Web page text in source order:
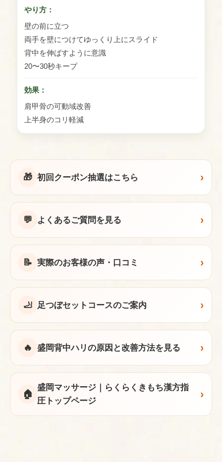
やり方：
壁の前に立つ
両手を壁につけてゆっくり上にスライド
背中を伸ばすように意識
20〜30秒キープ
効果：
肩甲骨の可動域改善
上半身のコリ軽減
🎁 初回クーポン抽選はこちら ›
💬 よくあるご質問を見る ›
📝 実際のお客様の声・口コミ ›
🦶 足つぼセットコースのご案内 ›
🔥 盛岡背中ハリの原因と改善方法を見る ›
🏠
盛岡マッサージ｜らくらくきもち漢方指
圧トップページ
›